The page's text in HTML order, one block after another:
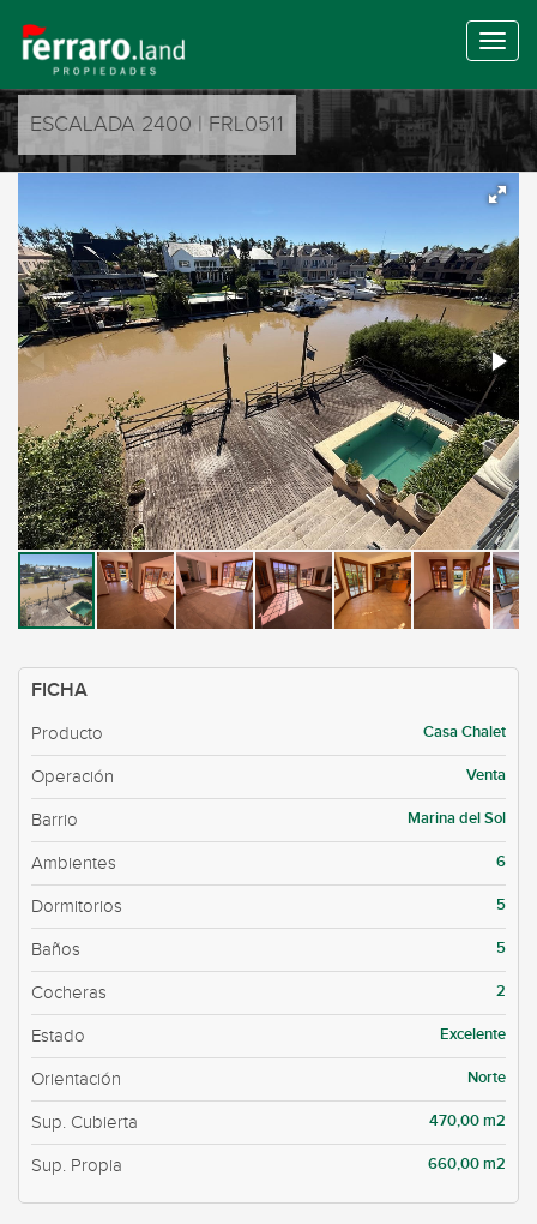
ESCALADA 2400 | FRL0511
FICHA
Producto Casa Chalet
Operación Venta
Barrio Marina del Sol
Ambientes 6
Dormitorios 5
Baños 5
Cocheras 2
Estado Excelente
Orientación Norte
Sup. Cubierta 470,00 m2
Sup. Propia 660,00 m2